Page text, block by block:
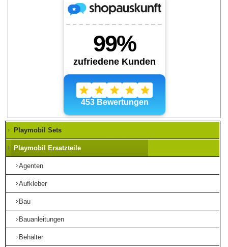
Playmobil Sets
Playmobil Ersatzteile
Agenten
Aufkleber
Bau
Bauanleitungen
Behälter